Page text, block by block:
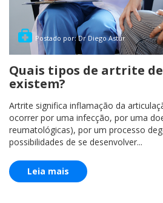
Postado por: Dr Diego Astur
Quais tipos de artrite
existem?
Artrite significa inflamação da
ocorrer por uma infecção, por uma
reumatológicas), por um processo
possibilidades de se desenvolver...
Leia mais